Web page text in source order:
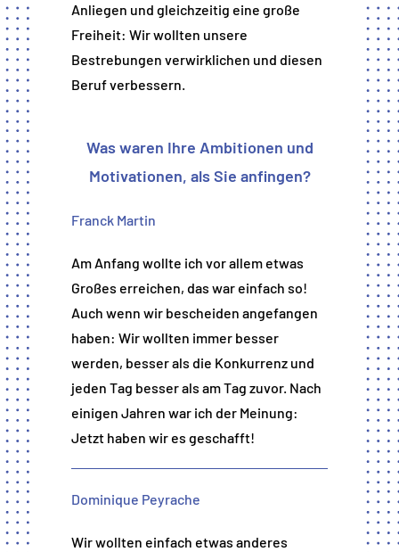
Anliegen und gleichzeitig eine große
Freiheit: Wir wollten unsere
Bestrebungen verwirklichen und diesen
Beruf verbessern.
Was waren Ihre Ambitionen und
Motivationen, als Sie anfingen?
Franck Martin
Am Anfang wollte ich vor allem etwas
Großes erreichen, das war einfach so!
Auch wenn wir bescheiden angefangen
haben: Wir wollten immer besser
werden, besser als die Konkurrenz und
jeden Tag besser als am Tag zuvor. Nach
einigen Jahren war ich der Meinung:
Jetzt haben wir es geschafft!
Dominique Peyrache
Wir wollten einfach etwas anderes